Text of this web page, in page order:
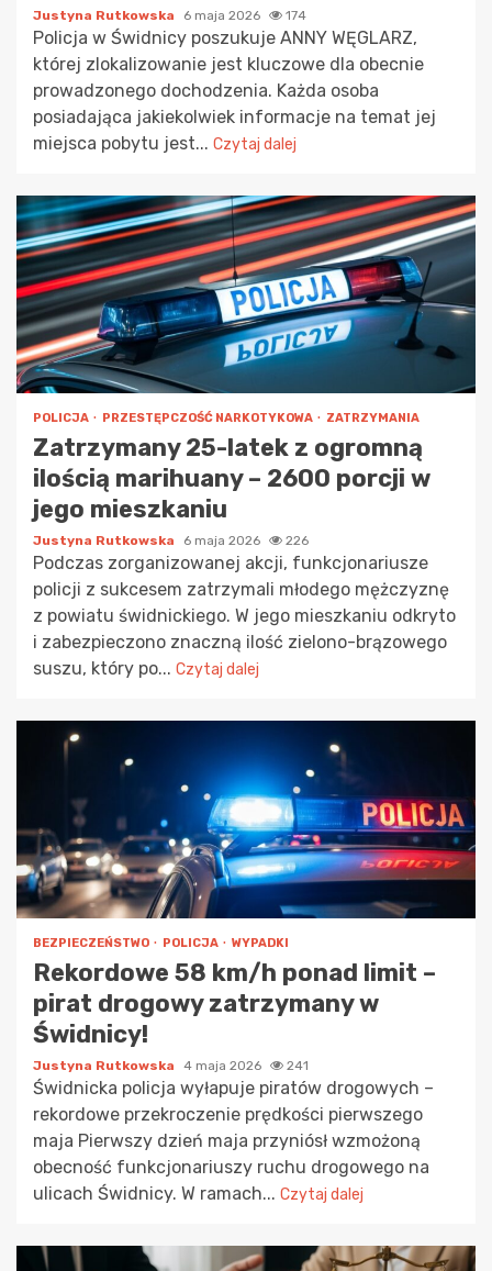
Justyna Rutkowska 6 maja 2026 174
Policja w Świdnicy poszukuje ANNY WĘGLARZ,
której zlokalizowanie jest kluczowe dla obecnie
prowadzonego dochodzenia. Każda osoba
posiadająca jakiekolwiek informacje na temat jej
miejsca pobytu jest... Czytaj dalej
POLICJA PRZESTĘPCZOŚĆ NARKOTYKOWA ZATRZYMANIA
Zatrzymany 25-latek z ogromną
ilością marihuany – 2600 porcji w
jego mieszkaniu
Justyna Rutkowska 6 maja 2026 226
Podczas zorganizowanej akcji, funkcjonariusze
policji z sukcesem zatrzymali młodego mężczyznę
z powiatu świdnickiego. W jego mieszkaniu odkryto
i zabezpieczono znaczną ilość zielono-brązowego
suszu, który po... Czytaj dalej
BEZPIECZEŃSTWO POLICJA WYPADKI
Rekordowe 58 km/h ponad limit –
pirat drogowy zatrzymany w
Świdnicy!
Justyna Rutkowska 4 maja 2026 241
Świdnicka policja wyłapuje piratów drogowych –
rekordowe przekroczenie prędkości pierwszego
maja Pierwszy dzień maja przyniósł wzmożoną
obecność funkcjonariuszy ruchu drogowego na
ulicach Świdnicy. W ramach... Czytaj dalej